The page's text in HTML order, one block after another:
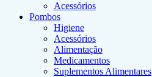
Acessórios
Pombos
Higiene
Acessórios
Alimentação
Medicamentos
Suplementos Alimentares